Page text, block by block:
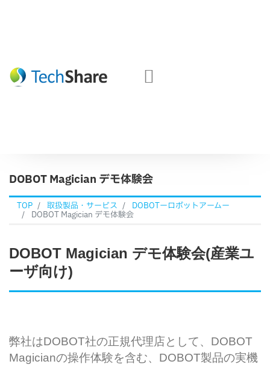
DOBOT Magician デモ体験会
TOP 取扱製品・サービス DOBOTーロボットアームー
DOBOT Magician デモ体験会
DOBOT Magician デモ体験会(産業ユ
ーザ向け)
弊社はDOBOT社の正規代理店として、 DOBOT
Magicianの操作体験を含む、 DOBOT製品の実機